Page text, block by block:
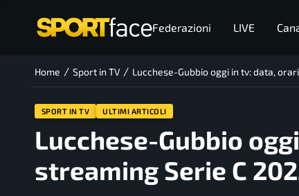
Federazioni LIVE
Home / Sport in TV / Lucchese-Gubbio oggi in tv: data,
SPORT IN TV ULTIMI ARTICOLI
Lucchese-Gubbio
streaming Serie C